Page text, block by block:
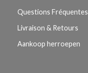
Questions Fréquentes
Livraison & Retours
Aankoop herroepen